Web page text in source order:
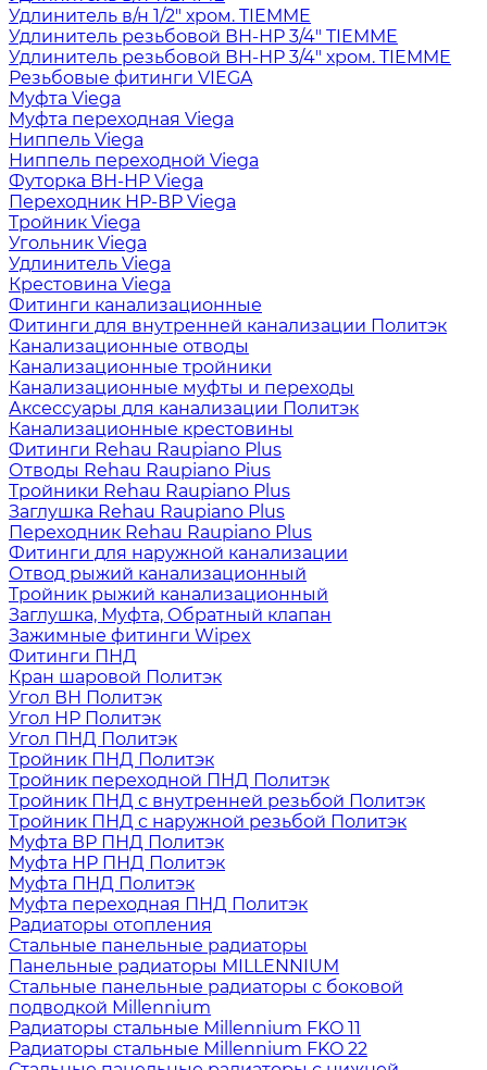
Удлинитель в/н 1/2" хром. TIEMME
Удлинитель резьбовой ВН-НР 3/4" TIEMME
Удлинитель резьбовой ВН-НР 3/4" хром. TIEMME
Резьбовые фитинги VIEGA
Муфта Viega
Муфта переходная Viega
Ниппель Viega
Ниппель переходной Viega
Футорка ВН-НР Viega
Переходник НР-ВР Viega
Тройник Viega
Угольник Viega
Удлинитель Viega
Крестовина Viega
Фитинги канализационные
Фитинги для внутренней канализации Политэк
Канализационные отводы
Канализационные тройники
Канализационные муфты и переходы
Аксессуары для канализации Политэк
Канализационные крестовины
Фитинги Rehau Raupiano Plus
Отводы Rehau Raupiano Pius
Тройники Rehau Raupiano Plus
Заглушка Rehau Raupiano Plus
Переходник Rehau Raupiano Plus
Фитинги для наружной канализации
Отвод рыжий канализационный
Тройник рыжий канализационный
Заглушка, Муфта, Обратный клапан
Зажимные фитинги Wipex
Фитинги ПНД
Кран шаровой Политэк
Угол ВН Политэк
Угол НР Политэк
Угол ПНД Политэк
Тройник ПНД Политэк
Тройник переходной ПНД Политэк
Тройник ПНД с внутренней резьбой Политэк
Тройник ПНД с наружной резьбой Политэк
Муфта ВР ПНД Политэк
Муфта НР ПНД Политэк
Муфта ПНД Политэк
Муфта переходная ПНД Политэк
Радиаторы отопления
Стальные панельные радиаторы
Панельные радиаторы MILLENNIUM
Стальные панельные радиаторы с боковой
подводкой Millennium
Радиаторы стальные Millennium FKO 11
Радиаторы стальные Millennium FKO 22